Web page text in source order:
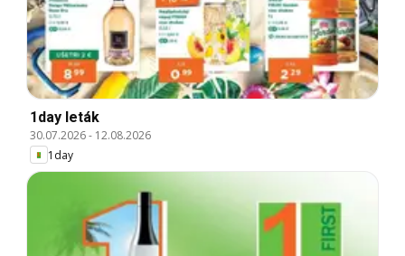
1day leták
30.07.2026- 12.08.2026
1day